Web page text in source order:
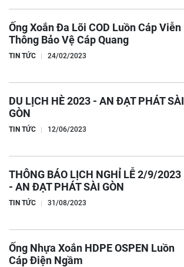
Ống Xoắn Đa Lõi COD Luồn Cáp Viễn
Thông Bảo Vệ Cáp Quang
TIN TỨC 24/02/2023
DU LỊCH HÈ 2023 - AN ĐẠT PHÁT SÀI
GÒN
TIN TỨC 12/06/2023
THÔNG BÁO LỊCH NGHỈ LỄ 2/9/2023
- AN ĐẠT PHÁT SÀI GÒN
TIN TỨC 31/08/2023
Ống Nhựa Xoắn HDPE OSPEN Luồn
Cáp Điện Ngầm